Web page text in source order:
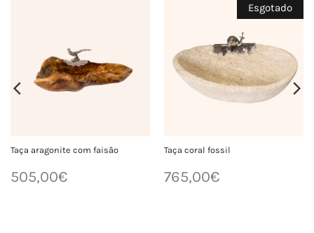
Taça aragonite com faisão
505,00€
Esgotado
Taça coral fossil
765,00€